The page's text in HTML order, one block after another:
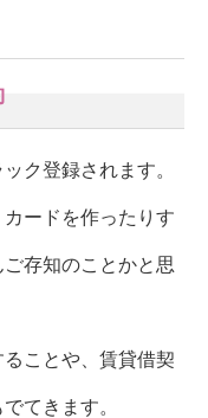
ク登録されます。
ードを作ったりす
存知のことかと思
ことや、賃貸借契
てきます。